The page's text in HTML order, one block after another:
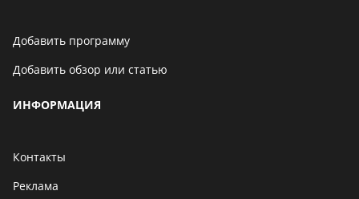
Добавить программу
Добавить обзор или статью
ИНФОРМАЦИЯ
Контакты
Реклама